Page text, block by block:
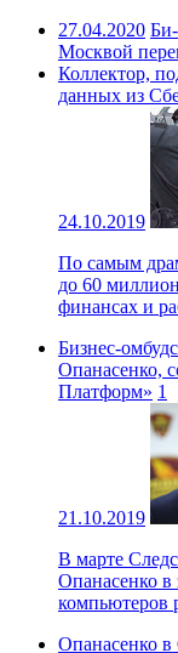
27.04.2020
Москвой
Коллектор,
данных из
24.10.2019
По самым
до 60
финансах и
Бизнес-
Опанасенко,
Платформ» 1
21.10.2019
В марте
Опанасенко в
компьютеров
Опанасенко